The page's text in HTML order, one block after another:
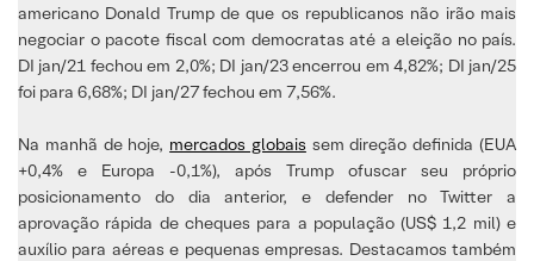
americano Donald Trump de que os republicanos não irão mais
negociar o pacote fiscal com democratas até a eleição no país.
DI jan/21 fechou em 2,0%; DI jan/23 encerrou em 4,82%; DI jan/25
foi para 6,68%; DI jan/27 fechou em 7,56%.
Na manhã de hoje, mercados globais sem direção definida (EUA
+0,4% e Europa -0,1%), após Trump ofuscar seu próprio
posicionamento do dia anterior, e defender no Twitter a
aprovação rápida de cheques para a população (US$ 1,2 mil) e
auxílio para aéreas e pequenas empresas. Destacamos também